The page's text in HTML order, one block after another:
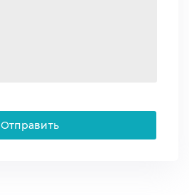
Отправить